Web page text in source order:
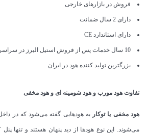
فروش در بازارهای خارجی
دارای 2 سال ضمانت
دارای استاندارد CE
10 سال خدمات پس از فروش استیل البرز در سراسر کشور
بزرگترین تولید کننده هود در ایران
تفاوت هود مورب و هود شومینه ای و هود مخفی
هود مخفی یا توکار به هودهایی گفته می‌شود که در
می‌شوند. این نوع هودها از دید پنهان هستند و تنها